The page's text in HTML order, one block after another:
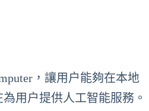
，讓用户能夠在本地
用户提供人工智能服務。